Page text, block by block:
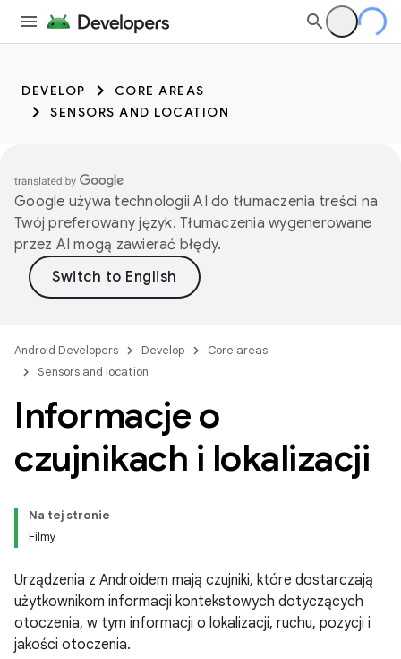
DEVELOP
CORE AREAS
SENSORS AND LOCATION
Google używa technologii AI do tłumaczenia treści na
Twój preferowany język. Tłumaczenia wygenerowane
przez AI mogą zawierać błędy.
Android Developers Develop
Core areas
Sensors and location
Informacje o
czujnikach i lokalizacji
Na tej stronie
Filmy
Urządzenia z Androidem mają czujniki, które dostarczają
użytkownikom informacji kontekstowych dotyczących
otoczenia, w tym informacji o lokalizacji, ruchu, pozycji i
jakości otoczenia.